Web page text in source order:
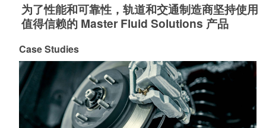
为了性能和可靠性，轨道和交通制造商坚持使用
值得信赖的 Master Fluid Solutions 产品
Case Studies